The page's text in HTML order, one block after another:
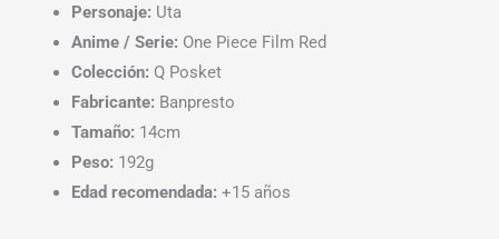
Personaje: Uta
Anime / Serie: One Piece Film Red
Colección: Q Posket
Fabricante: Banpresto
Tamaño: 14cm
Peso: 192g
Edad recomendada: +15 años